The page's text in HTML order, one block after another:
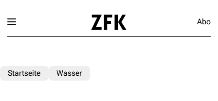
Abo
Startseite Wasser